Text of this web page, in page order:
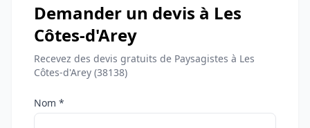
Demander un devis à Les
Côtes-d'Arey
Recevez des devis gratuits de Paysagistes à Les
Côtes-d'Arey (38138)
Nom *